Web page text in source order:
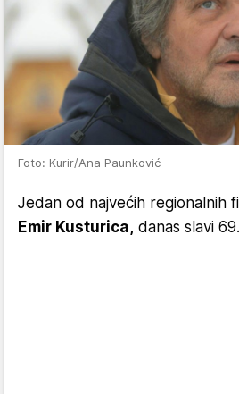
Foto: Kurir/Ana Paunković
Jedan od najvećih regionalnih
Emir Kusturica, danas slavi